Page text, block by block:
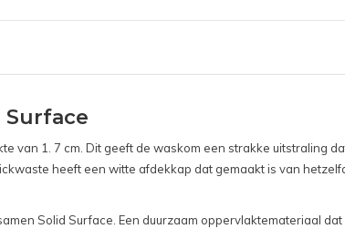
van 1. 7 cm. Dit geeft de waskom een strakke uitstraling
heeft een witte afdekkap dat gemaakt is van
Solid Surface. Een duurzaam oppervlaktemateriaal